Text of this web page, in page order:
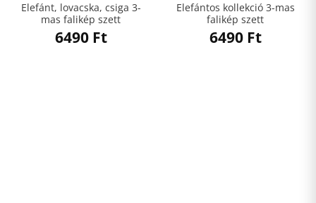
Elefánt, lovacska, csiga 3-
mas falikép szett
6490 Ft
Elefántos kollekció 3-mas
falikép szett
6490 Ft